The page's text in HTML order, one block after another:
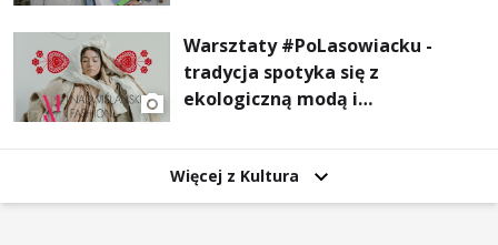
Warsztaty #PoLasowiacku -
tradycja spotyka się z
ekologiczną modą i
Więcej z Kultura